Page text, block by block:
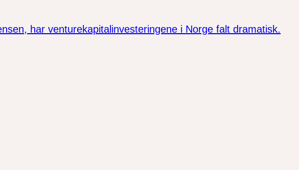
har venturekapitalinvesteringene i Norge falt dramatisk.